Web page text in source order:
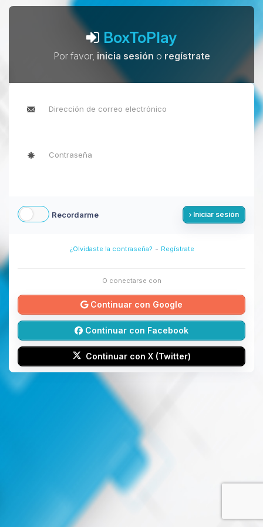
BoxToPlay
Por favor, inicia sesión o regístrate
Recordarme Iniciar sesión
¿Olvidaste la contraseña? - Regístrate
O conectarse con
Continuar con Google
Continuar con Facebook
Continuar con X (Twitter)